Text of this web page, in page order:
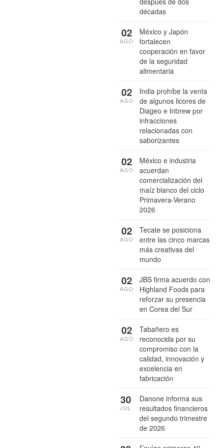
décadas
México y Japón
fortalecen
cooperación en favor
de la seguridad
alimentaria
02
AGO
India prohíbe la venta
de algunos licores de
Diageo e Inbrew por
infracciones
relacionadas con
saborizantes
02
AGO
México e industria
acuerdan
comercialización del
maíz blanco del ciclo
Primavera-Verano
2026
02
AGO
Tecate se posiciona
entre las cinco marcas
más creativas del
mundo
02
AGO
JBS firma acuerdo con
Highland Foods para
reforzar su presencia
en Corea del Sur
02
AGO
Tabañero es
reconocida por su
compromiso con la
calidad, innovación y
excelencia en
fabricación
02
AGO
Danone informa sus
resultados financieros
del segundo trimestre
de 2026
30
JUL